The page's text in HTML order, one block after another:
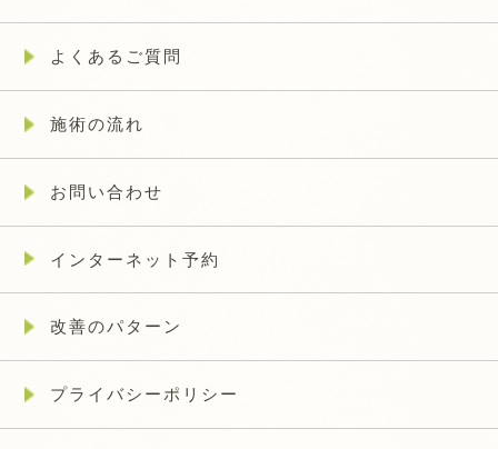
よくあるご質問
施術の流れ
お問い合わせ
インターネット予約
改善のパターン
プライバシーポリシー